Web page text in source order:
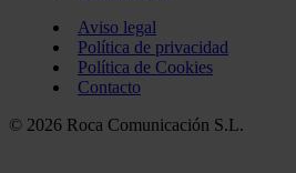
Aviso legal
Política de privacidad
Política de Cookies
Contacto
© 2026 Roca Comunicación S.L.